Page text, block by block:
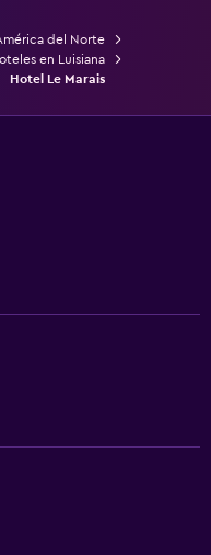
del Norte
en Luisiana
Hotel Le Marais